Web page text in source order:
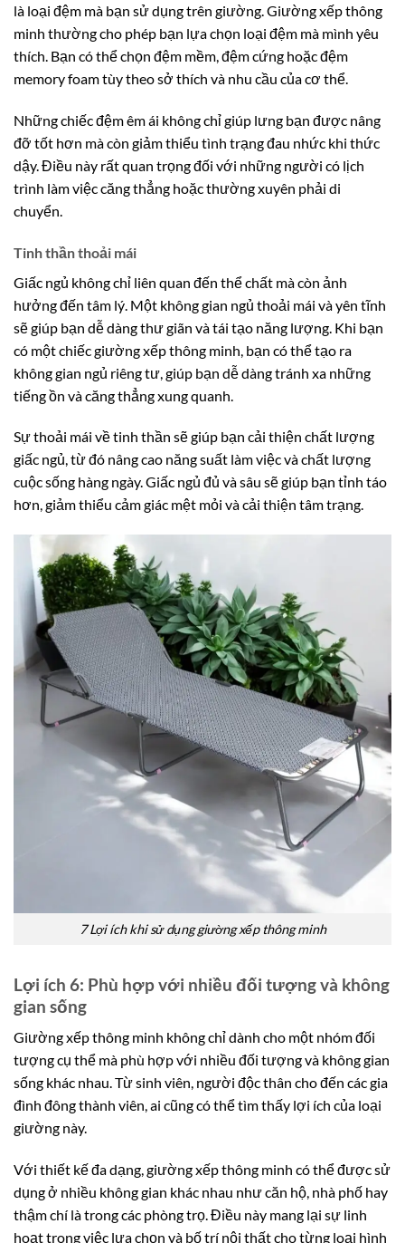
là loại đệm mà bạn sử dụng trên giường. Giường xếp thông
minh thường cho phép bạn lựa chọn loại đệm mà mình yêu
thích. Bạn có thể chọn đệm mềm, đệm cứng hoặc đệm
memory foam tùy theo sở thích và nhu cầu của cơ thể.
Những chiếc đệm êm ái không chỉ giúp lưng bạn được nâng
đỡ tốt hơn mà còn giảm thiểu tình trạng đau nhức khi thức
dậy. Điều này rất quan trọng đối với những người có lịch
trình làm việc căng thẳng hoặc thường xuyên phải di
chuyển.
Tinh thần thoải mái
Giấc ngủ không chỉ liên quan đến thể chất mà còn ảnh
hưởng đến tâm lý. Một không gian ngủ thoải mái và yên tĩnh
sẽ giúp bạn dễ dàng thư giãn và tái tạo năng lượng. Khi bạn
có một chiếc giường xếp thông minh, bạn có thể tạo ra
không gian ngủ riêng tư, giúp bạn dễ dàng tránh xa những
tiếng ồn và căng thẳng xung quanh.
Sự thoải mái về tinh thần sẽ giúp bạn cải thiện chất lượng
giấc ngủ, từ đó nâng cao năng suất làm việc và chất lượng
cuộc sống hàng ngày. Giấc ngủ đủ và sâu sẽ giúp bạn tỉnh táo
hơn, giảm thiểu cảm giác mệt mỏi và cải thiện tâm trạng.
7 Lợi ích khi sử dụng giường xếp thông minh
Lợi ích 6: Phù hợp với nhiều đối tượng và không
gian sống
Giường xếp thông minh không chỉ dành cho một nhóm đối
tượng cụ thể mà phù hợp với nhiều đối tượng và không gian
sống khác nhau. Từ sinh viên, người độc thân cho đến các gia
đình đông thành viên, ai cũng có thể tìm thấy lợi ích của loại
giường này.
Với thiết kế đa dạng, giường xếp thông minh có thể được sử
dụng ở nhiều không gian khác nhau như căn hộ, nhà phố hay
thậm chí là trong các phòng trọ. Điều này mang lại sự linh
hoạt trong việc lựa chọn và bố trí nội thất cho từng loại hình